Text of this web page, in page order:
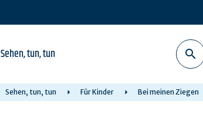
Sehen, tun, tun
Sehen, tun, tun Für Kinder Bei meinen Ziegen